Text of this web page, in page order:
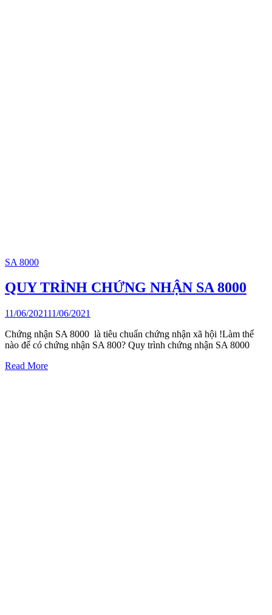
SA 8000
QUY TRÌNH CHỨNG NHẬN SA 8000
11/06/202111/06/2021
Chứng nhận SA 8000 là tiêu chuẩn chứng nhận xã hội !Làm thế
nào để có chứng nhận SA 800? Quy trình chứng nhận SA 8000
Read More